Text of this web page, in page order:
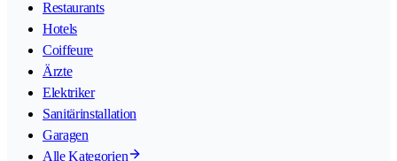
Restaurants
Hotels
Coiffeure
Ärzte
Elektriker
Sanitärinstallation
Garagen
Alle Kategorien